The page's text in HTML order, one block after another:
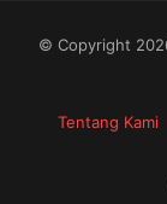
© Copyright
Tentang Kami